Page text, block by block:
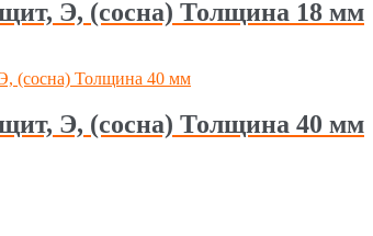
Э, (сосна) Толщина 18 мм
Э, (сосна) Толщина 40 мм